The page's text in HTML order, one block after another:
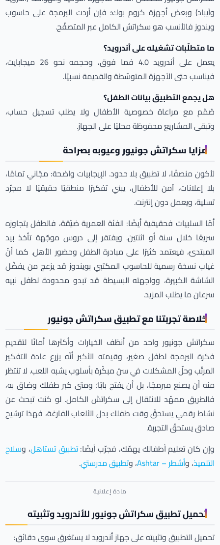
وآيباد) وبعض أجهزة كروم بوك؛ فإن أردت البرمجة على حاسوب
ويندوز فالأنسب هو سكراتش الكامل عبر المتصفّح.
ما متطلّبات تشغيله على أندرويد؟
يعمل على أندرويد 4.0 فما فوق، وحجمه نحو 26 ميجابايت،
فيناسب حتى الأجهزة المتوسّطة والقديمة نسبيًا.
هل يجمع التطبيق بيانات الطفل؟
صُمّم مع مراعاة خصوصية الأطفال ولا يطلب تسجيل حساب،
وتبقى المشاريع محفوظة محليًا على الجهاز.
مزايا سكراتش جونيور وعيوبه بصراحة
لأكون منصفًا، لا تطبيق بلا حدود. الإيجابيات واضحة: مجّاني تمامًا،
بلا إعلانات، آمن للأطفال، يبني تفكيرًا منطقيًا حقيقيًا لا مجرّد
تسلية، ويعمل دون إنترنت.
أمّا السلبيات فحقيقية أيضًا: الفئة العمرية ضيّقة، فالطفل يتجاوزه
سريعًا خلال سنة أو اثنتين. ويفتقر إلى دروس موجّهة تأخذ بيد
المبتدئ، فيعتمد كثيرًا على مبادرة الطفل وحضور الأهل. كما أنّ
غياب نسخة رسمية للحاسوب المكتبي بويندوز قد يزعج من يفضّل
الشاشة الكبيرة، وواجهته البسيطة قد تبدو محدودة لطفل نبيه
سرعان ما يطلب المزيد.
خلاصة تجربتنا مع تطبيق سكراتش جونيور
سكراتش جونيور واحد من أنظف الخيارات وأكثرها أمانًا لتقديم
فكرة البرمجة لطفل صغير، وقيمته الأكبر أنّه يزرع عادة التفكير
المرتّب وحلّ المشكلات في سنّ مبكّرة بأسلوب يشبه اللعب. لا تنتظر
منه أن يصنع مبرمجًا، بل أن يفتح بابًا؛ ومتى كبر طفلك وضاق به،
فالطريق ممهّد للانتقال إلى سكراتش الكامل. لو كنت تبحث عن
نشاط رقمي يستحقّ وقت طفلك بدل الألعاب الفارغة، فهذا ترشيح
صادق يستحقّ التجربة.
وإن كان تعليم أطفالك يهمّك، فجرّب أيضًا:تطبيق تستاهل، وسلاح
التلميذ، وأشطر – Ashtar ، وتطبيق مدرستي.
تحميل تطبيق سكراتش جونيور للأندرويد وتثبيته
تحميل التطبيق وتثبيته على جهاز أندرويد لا يستغرق سوى دقائق: